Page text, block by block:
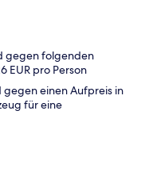
gegen folgenden
EUR pro Person
gegen einen Aufpreis in
für eine